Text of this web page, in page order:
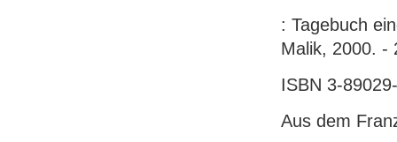
: Tagebuch
Malik, 2000. -
ISBN 3-
Aus dem